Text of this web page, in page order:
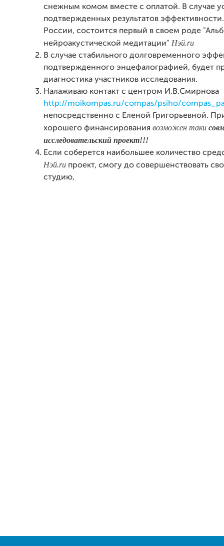
снежным комом вместе с оплатой. В случае
подтвержденных результатов
России, состоится первый в своем роде
нейроакустической медитации" Нэй.ru
В случае стабильного долговременного
подтвержденного энцефалографией, будет
диагностика участников исследования.
Налаживаю контакт с центром И.В.Смирнова
http://moikompas.ru/compas/psiho/
непосредственно с Еленой Григорьевной.
хорошего финансирования возможен таки
исследовательский проект!!!
Если соберется наибольшее количество
Нэй.ru проект, смогу до совершенствовать
студию,